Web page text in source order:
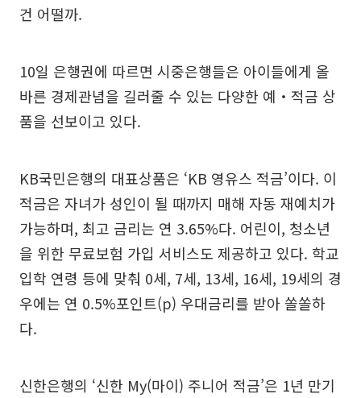
건 어떨까.
10일 은행권에 따르면 시중은행들은 아이들에게 올
바른 경제관념을 길러줄 수 있는 다양한 예‧적금 상
품을 선보이고 있다.
KB국민은행의 대표상품은 ‘KB 영유스 적금’이다. 이
적금은 자녀가 성인이 될 때까지 매해 자동 재예치가
가능하며, 최고 금리는 연 3.65%다. 어린이, 청소년
을 위한 무료보험 가입 서비스도 제공하고 있다. 학교
입학 연령 등에 맞춰 0세, 7세, 13세, 16세, 19세의 경
우에는 연 0.5%포인트(p) 우대금리를 받아 쏠쏠하
다.
신한은행의 ‘신한 My(마이) 주니어 적금’은 1년 만기